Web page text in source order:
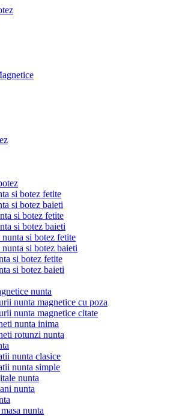
si botez fetite
si botez baieti
si botez fetite
si botez baieti
si botez fetite
si botez baieti
si botez fetite
si botez baieti
nunta
nunta magnetice cu poza
nunta magnetice citate
nunta inima
rotunzi nunta
nunta clasice
nunta simple
nunta
nunta
nunta